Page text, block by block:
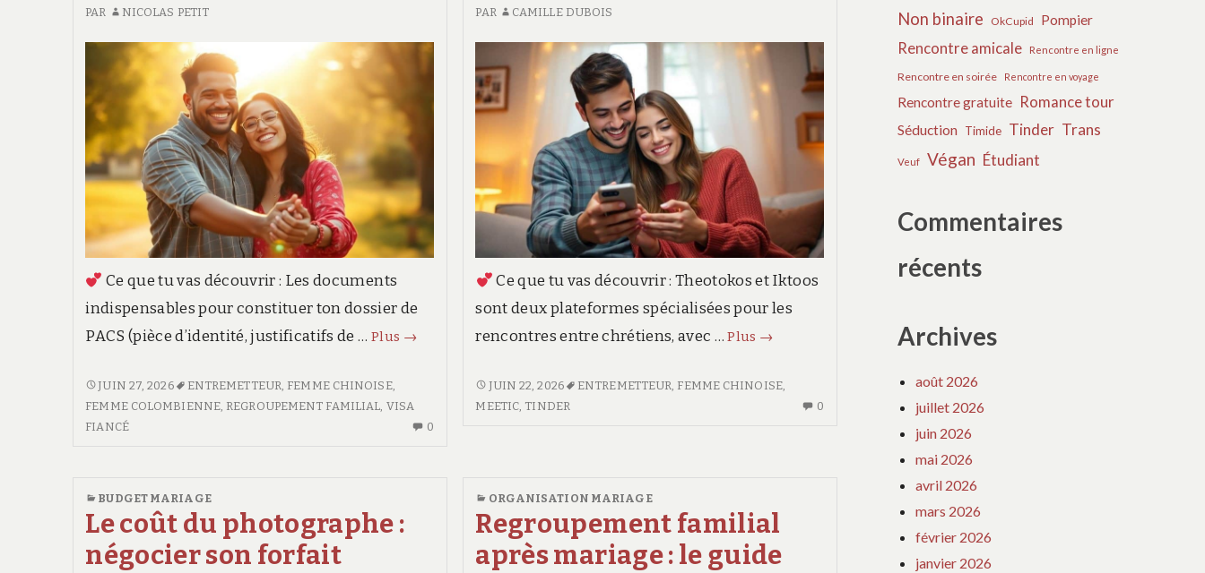
TENDANCES
PAR NICOLAS PETIT
Ce que tu vas découvrir : Les documents
indispensables pour constituer ton dossier de
PACS (pièce d’identité, justificatifs de … Plus Comment
:
les
→
COMMENT
SE
PACSER
JUIN 27, 2026 ENTREMETTEUR, FEMME CHINOISE,
FEMME COLOMBIENNE, REGROUPEMENT FAMILIAL, VISA
FIANCÉ
0
PAR CAMILLE DUBOIS
Ce que tu vas découvrir : Theotokos et Iktoos
sont deux plateformes spécialisées pour les
rencontres entre chrétiens, avec …Plus Rencontres
chrétiens
→
RENCONTRES
ENTRE
JUIN 22, 2026 ENTREMETTEUR, FEMME CHINOISE,
MEETIC, TINDER 0
RENCONTRES
BUDGET MARIAGE
Le coût du photographe :
négocier son forfait
ORGANISATION MARIAGE
Regroupement familial
après mariage : le guide
Non binaire OkCupid Pompier
Rencontre amicale Rencontre en ligne
Rencontre en soirée Rencontre en voyage
Rencontre gratuite Romance tour
Séduction Timide Tinder Trans
Veuf Végan Étudiant
Commentaires
récents
Archives
août 2026
juillet 2026
juin 2026
mai 2026
avril 2026
mars 2026
février 2026
janvier 2026